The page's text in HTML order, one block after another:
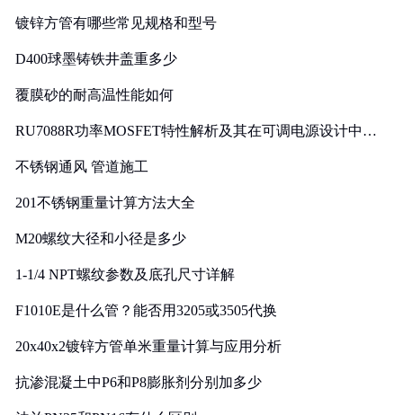
镀锌方管有哪些常见规格和型号
D400球墨铸铁井盖重多少
覆膜砂的耐高温性能如何
RU7088R功率MOSFET特性解析及其在可调电源设计中的
不锈钢通风 管道施工
201不锈钢重量计算方法大全
M20螺纹大径和小径是多少
1-1/4 NPT螺纹参数及底孔尺寸详解
F1010E是什么管？能否用3205或3505代换
20x40x2镀锌方管单米重量计算与应用分析
抗渗混凝土中P6和P8膨胀剂分别加多少